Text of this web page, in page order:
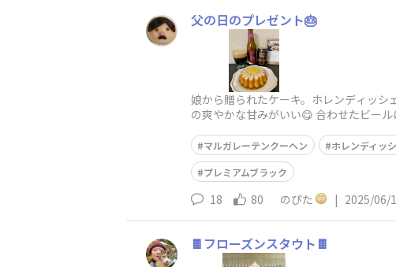
父の日のプレゼント🎂
娘から贈られたケーキ。ホレンディッ
の爽やかな甘みがいい😋 合わせたビー
マルガレーテンクーヘン ホレンディッ
プレミアムブラック
18 80 のぴた | 2025/06/
🍫フローズンスタウト🍫